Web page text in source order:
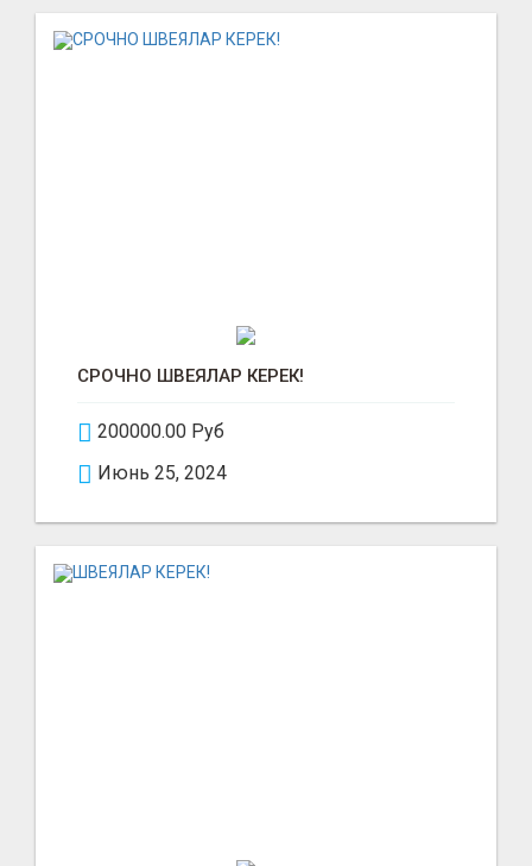
СРОЧНО ШВЕЯЛАР КЕРЕК!
200000.00 Руб
Июнь 25, 2024